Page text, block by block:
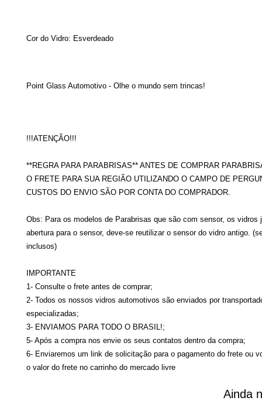
Cor do Vidro: Esverdeado
Point Glass Automotivo - Olhe o mundo sem trincas!
!!!ATENÇÃO!!!
**REGRA PARA PARABRISAS** ANTES DE COMPRAR
O FRETE PARA SUA REGIÃO UTILIZANDO O CAMPO DE
CUSTOS DO ENVIO SÃO POR CONTA DO COMPRADOR.
Obs: Para os modelos de Parabrisas que são com sensor, os vidros
abertura para o sensor, deve-se reutilizar o sensor do vidro antigo.
inclusos)
IMPORTANTE
1- Consulte o frete antes de comprar;
2- Todos os nossos vidros automotivos são enviados por
especializadas;
3- ENVIAMOS PARA TODO O BRASIL!;
5- Após a compra nos envie os seus contatos dentro da compra;
6- Enviaremos um link de solicitação para o pagamento do frete ou
o valor do frete no carrinho do mercado livre
Ainda